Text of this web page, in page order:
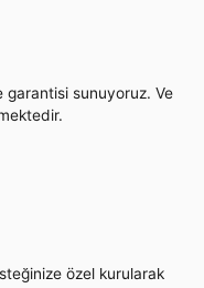
garantisi sunuyoruz. Ve
özel kurularak